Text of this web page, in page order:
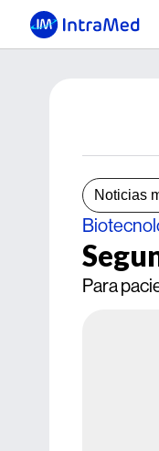
Noticias
Para